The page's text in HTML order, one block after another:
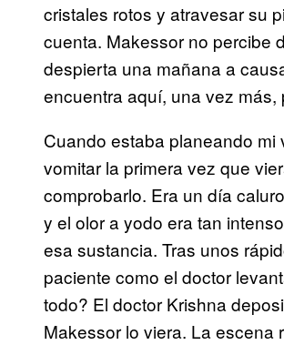
cristales rotos y atravesar su
cuenta. Makessor no percibe
despierta una mañana a
encuentra aquí, una vez
Cuando estaba planeando
vomitar la primera vez que
comprobarlo. Era un día
y el olor a yodo era tan
esa sustancia. Tras unos
paciente como el doctor
todo? El doctor Krishna
Makessor lo viera. La escena